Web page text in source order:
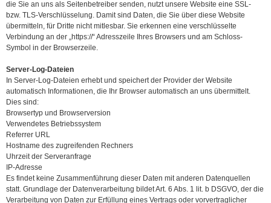
die Sie an uns als Seitenbetreiber senden, nutzt unsere Website eine SSL-
bzw. TLS-Verschlüsselung. Damit sind Daten, die Sie über diese Website
übermitteln, für Dritte nicht mitlesbar. Sie erkennen eine verschlüsselte
Verbindung an der „https://“ Adresszeile Ihres Browsers und am Schloss-
Symbol in der Browserzeile.
Server-Log-Dateien
In Server-Log-Dateien erhebt und speichert der Provider der Website
automatisch Informationen, die Ihr Browser automatisch an uns übermittelt.
Dies sind:
Browsertyp und Browserversion
Verwendetes Betriebssystem
Referrer URL
Hostname des zugreifenden Rechners
Uhrzeit der Serveranfrage
IP-Adresse
Es findet keine Zusammenführung dieser Daten mit anderen Datenquellen
statt. Grundlage der Datenverarbeitung bildet Art. 6 Abs. 1 lit. b DSGVO, der die
Verarbeitung von Daten zur Erfüllung eines Vertrags oder vorvertraglicher